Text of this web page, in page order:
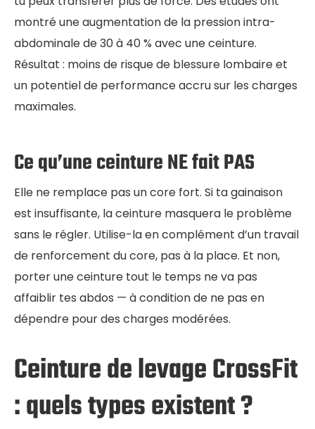
montré une augmentation de la pression intra-
abdominale de 30 à 40 % avec une ceinture.
Résultat : moins de risque de blessure lombaire et
un potentiel de performance accru sur les charges
maximales.
Ce qu’une ceinture NE fait PAS
Elle ne remplace pas un core fort. Si ta gainaison
est insuffisante, la ceinture masquera le problème
sans le régler. Utilise-la en complément d’un travail
de renforcement du core, pas à la place. Et non,
porter une ceinture tout le temps ne va pas
affaiblir tes abdos — à condition de ne pas en
dépendre pour des charges modérées.
Ceinture de levage CrossFit
: quels types existent ?